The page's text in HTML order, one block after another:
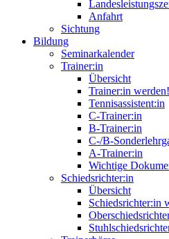
Anfahrt
Sichtung
Bildung
Seminarkalender
Trainer:in
Übersicht
Trainer:in werden!
Tennisassistent:in
C-Trainer:in
B-Trainer:in
C-/B-
A-Trainer:in
Wichtige
Schiedsrichter:in
Übersicht
Schiedsrichter:in